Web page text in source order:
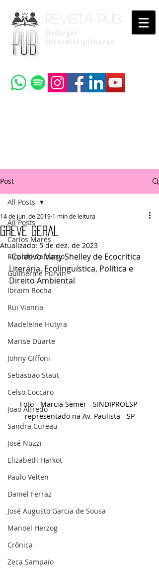
Revista pub
Diálogos
Interdisciplinares
Post
All Posts
Carlos Marés
Ricardo Camargo
Guilherme Purvin
Ibraim Rocha
Rui Vianna
Madeleine Hutyra
Marise Duarte
Johny GIffoni
Sebastião Staut
Celso Coccaro
João Alfredo
Sandra Cureau
José Nuzzi
Elizabeth Harkot
Paulo Velten
Daniel Ferraz
José Augusto Garcia de Sousa
Manoel Herzog
Crônica
Zeca Sampaio
All Posts
GREVE GERAL
14 de jun. de 2019 1 min de leitura
Atualizado:5 de dez. de 2023
-Coletivo Mary Shelley de Ecocrítica
Literária, Ecolinguística, Política e
Direito Ambiental
Foto - Marcia Semer - SINDIPROESP
representado na Av. Paulista - SP